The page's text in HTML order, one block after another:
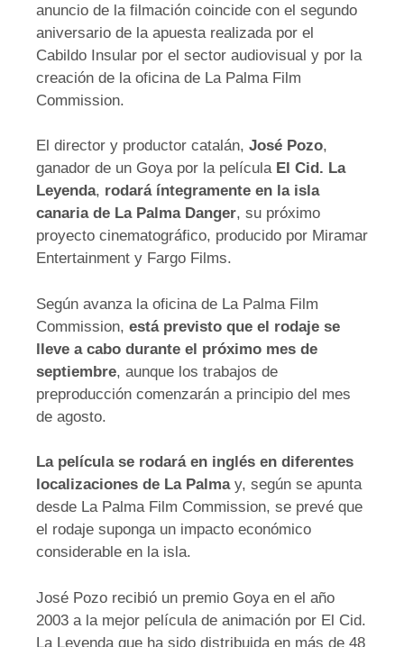
anuncio de la filmación coincide con el segundo
aniversario de la apuesta realizada por el
Cabildo Insular por el sector audiovisual y por la
creación de la oficina de La Palma Film
Commission.
El director y productor catalán, José Pozo,
ganador de un Goya por la películaEl Cid. La
Leyenda, rodará íntegramente en la isla
canaria de La Palma Danger, su próximo
proyecto cinematográfico, producido por Miramar
Entertainment y Fargo Films.
Según avanza la oficina de La Palma Film
Commission, está previsto que el rodaje se
lleve a cabo durante el próximo mes de
septiembre, aunque los trabajos de
preproducción comenzarán a principio del mes
de agosto.
La película se rodará en inglés en diferentes
localizaciones de La Palmay, según se apunta
desde La Palma Film Commission, se prevé que
el rodaje suponga un impacto económico
considerable en la isla.
José Pozo recibió un premio Goya en el año
2003 a la mejor película de animación por El Cid.
La Leyenda que ha sido distribuida en más de 48